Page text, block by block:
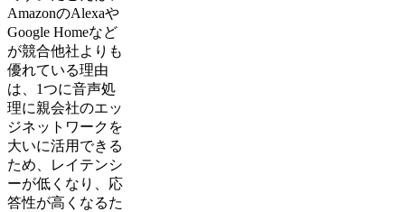
AmazonのAlexaや
Google Homeなど
が競合他社よりも
優れている理由
は、1つに音声処
理に親会社のエッ
ジネットワークを
大いに活用できる
ため、レイテンシ
ーが低くなり、応
答性が高くなるた